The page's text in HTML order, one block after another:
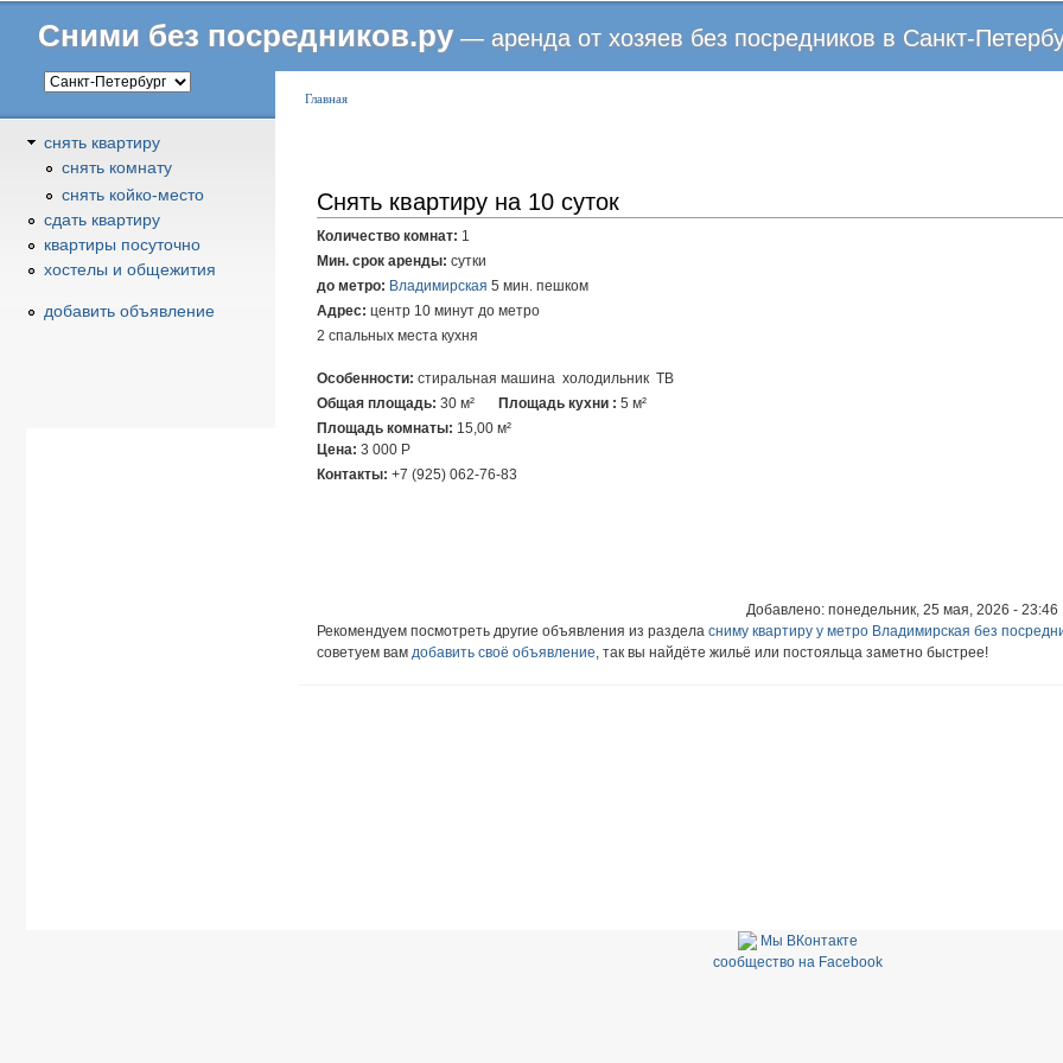
к
основному
Сними без посредников.ру — аренда от хозяев без посредников в Санкт-
В
Главная
Снять квартиру на 10 суток
Количество комнат: 1
Мин. срок аренды: сутки
до метро: Владимирская 5 мин. пешком
Адрес: центр 10 минут до метро
2 спальных места кухня
Особенности: стиральная машина холодильник ТВ
Общая площадь: 30 м² Площадь кухни : 5 м²
Площадь комнаты: 15,00 м²
Цена: 3 000 Р
Контакты: +7 (925) 062-76-83
Добавлено: понедельник, 25 мая, 2026 -
Рекомендуем посмотреть другие объявления из раздела сниму квартиру у метро Владимирская без
советуем вам добавить своё объявление , так вы найдёте жильё или постояльца заметно быстрее!
снять квартиру
снять комнату
снять койко-место
сдать квартиру
квартиры посуточно
хостелы и общежития
добавить объявление
Мы ВКонтакте
сообщество на Facebook